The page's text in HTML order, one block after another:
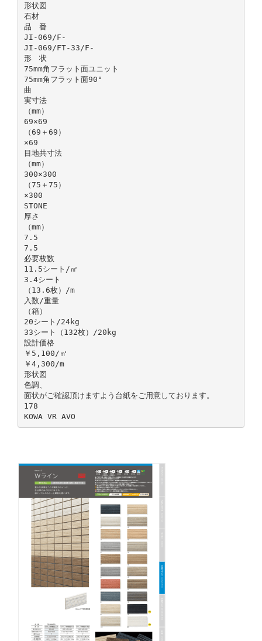
形状図
石材
品 番
JI-069/F-
JI-069/FT-33/F-
形 状
75mm角フラット面ユニット
75mm角フラット面90°
曲
実寸法
（mm）
69×69
（69＋69）
×69
目地共寸法
（mm）
300×300
（75＋75）
×300
STONE
厚さ
（mm）
7.5
7.5
必要枚数
11.5シート/㎡
3.4シート
（13.6枚）/m
入数/重量
（箱）
20シート/24kg
33シート（132枚）/20kg
設計価格
￥5,100/㎡
￥4,300/m
形状図
色調、
面状がご確認頂けますよう台紙をご用意しております。
178